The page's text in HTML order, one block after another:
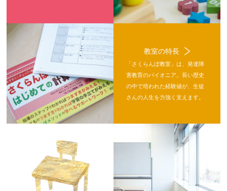
教室の特長
「さくらんぼ教室」は、発達障
害教育のパイオニア。長い歴史
の中で培われた経験値が、生徒
さんの人生を力強く支えます。